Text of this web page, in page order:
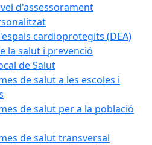
d'assessorament
cardioprotegits (DEA)
la salut i prevenció
de Salut
de salut a les escoles i
de salut per a la població
de salut transversal